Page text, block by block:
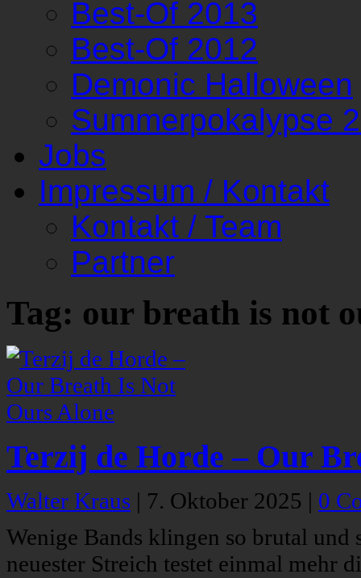
Best-Of 2013
Best-Of 2012
Demonic Halloween
Summerpokalypse
Jobs
Impressum / Kontakt
Kontakt / Team
Partner
Tag: our breath is not
Terzij de Horde – Our
Walter Kraus | 7. Oktober 2025 | 0
Wenige Bands klingen so brutal
neuester Streich testet einmal mehr